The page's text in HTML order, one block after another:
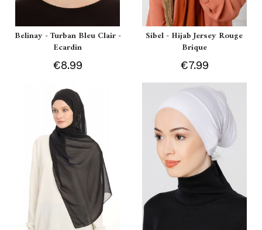
Belinay - Turban Bleu Clair -
Ecardin
€8.99
Sibel - Hijab Jersey Rouge
Brique
€7.99